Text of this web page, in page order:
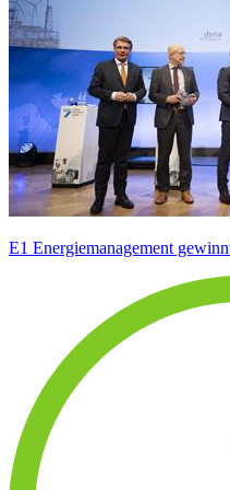
E1 Energiemanagement